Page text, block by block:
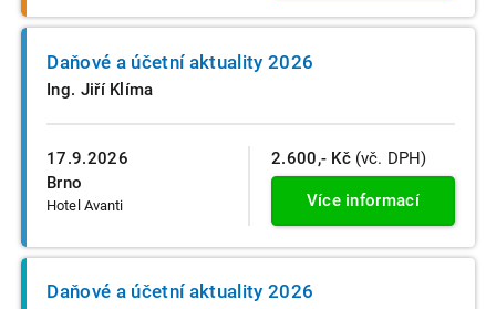
17.9.2026
Brno
Hotel Avanti
Daňové a účetní aktuality 2026
Ing. Jiří Klíma
2.600,- Kč (vč. DPH)
Více informací
Daňové a účetní aktuality 2026